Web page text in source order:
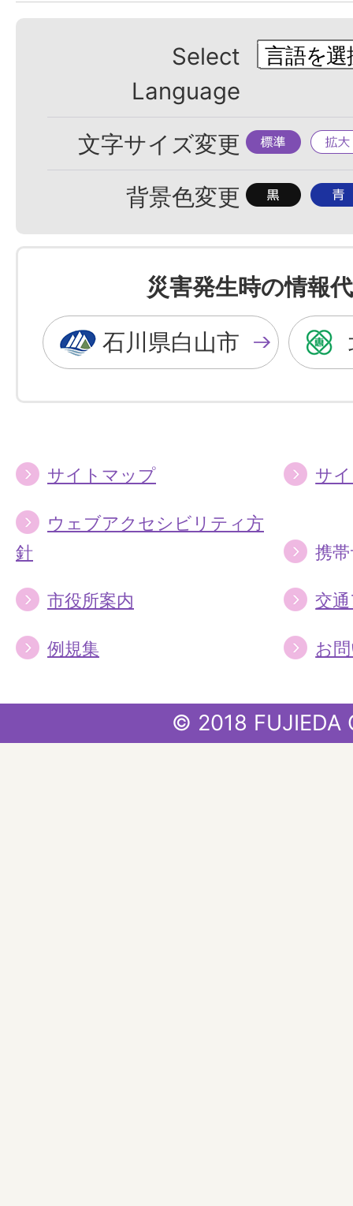
Select
Language
文字サイズ変更 標
準
拡
大
背景色変更 背
色
を
黒
色
に
背
色
を
青
色
に
災害発生時の情報
石川県白山市
サイトマップ サ
ウェブアクセシビリティ方
針
携
市役所案内 交
例規集 お
© 2018 FUJIEDA